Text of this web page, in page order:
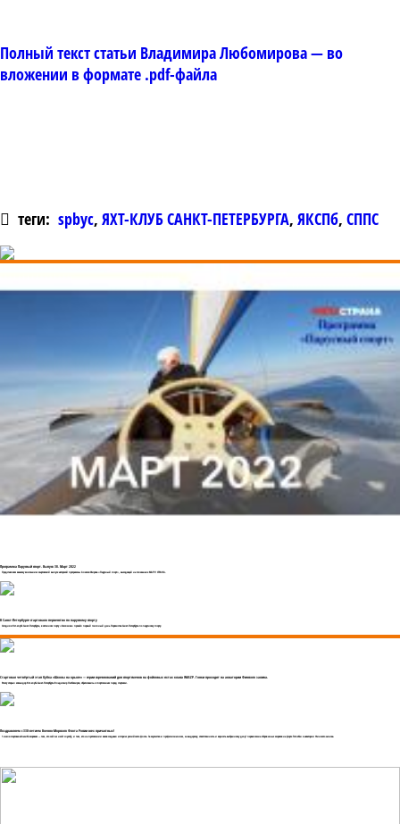
Полный текст статьи Владимира Любомирова — во
вложении в формате .pdf-файла
теги: spbyc, ЯХТ-КЛУБ САНКТ-ПЕТЕРБУРГА, ЯКСПб, СППС
Программа Парусный спорт. Выпуск 38. Март 2022
Представляем вашему вниманию мартовский выпуск авторской программы Алексея Жирова «Парусный спорт», выходящей на телеканале МАТЧ! СТРАНА.
В Санкт-Петербурге стартовало первенство по парусному спорту
Сегодня в Яхт-клубе Санкт-Петербурга, в яхтенном порту «Смоленка» прошёл первый гоночный день Первенства Санкт-Петербурга по парусному спорту.
Стартовал четвёртый этап Кубка «Школы на крыле» — серии соревнований для спортсменов на фойловых яхтах класса WASZP. Гонки проходят на акватории Финского залива.
Регату открыл командор Яхт-клуба Санкт-Петербурга Владимир Любомиров, обратившись к спортсменам перед стартами.
Поздравляем с 330-летием Военно-Морского Флота России всех причастных!
1 июля стартовалаСпасибо морякам — тем, кто сейчас несёт службу, и тем, кто на протяжении веков создавал историю российского флота. За мужество и профессионализм, за выдержку, ответственность и верность выбранному делу! первая смена сборов юных моряков на форте Тотлебен в акватории Финского залива.